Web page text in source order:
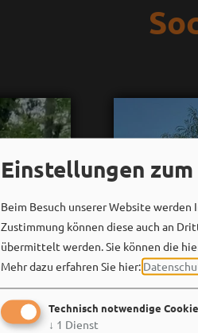
Einstellungen
Beim Besuch unserer Website
Zustimmung können diese auch an
übermittelt werden. Sie können die
Mehr dazu erfahren Sie hier:
Technisch notwendige
↓ 1 Dienst